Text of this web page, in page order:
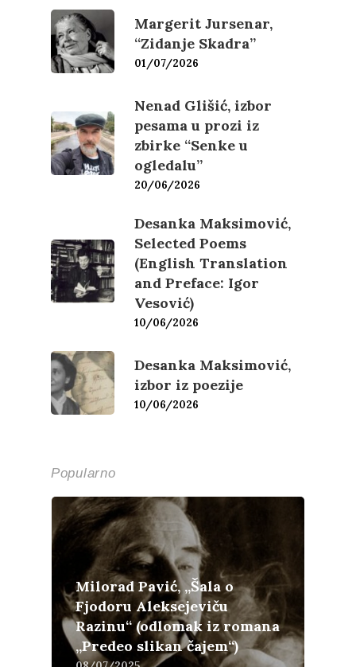
Margerit Jursenar,
“Zidanje Skadra”
01/07/2026
Nenad Glišić, izbor
pesama u prozi iz
zbirke “Senke u
ogledalu”
20/06/2026
Desanka Maksimović,
Selected Poems
(English Translation
and Preface: Igor
Vesović)
10/06/2026
Desanka Maksimović,
izbor iz poezije
10/06/2026
Popularno
Milorad Pavić, „Šala o
Fjodoru Aleksejeviču
Razinu“ (odlomak iz romana
„Predeo slikan čajem“)